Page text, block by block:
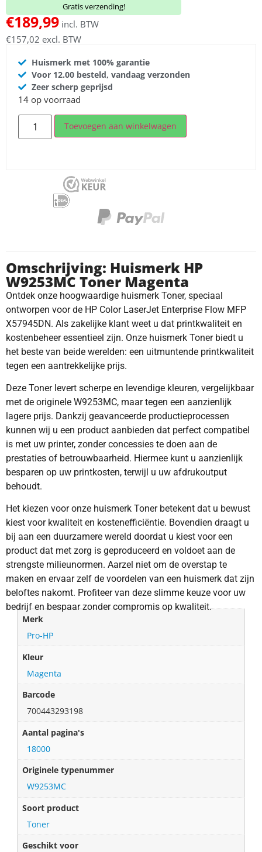
Gratis verzending!
€189,99 incl. BTW
€157,02 excl. BTW
Huismerk met 100% garantie
Voor 12.00 besteld, vandaag verzonden
Zeer scherp geprijsd
14 op voorraad
Toevoegen aan winkelwagen
Omschrijving: Huismerk HP
W9253MC Toner Magenta
Ontdek onze hoogwaardige huismerk Toner, speciaal
ontworpen voor de HP Color LaserJet Enterprise Flow MFP
X57945DN. Als zakelijke klant weet u dat printkwaliteit en
kostenbeheer essentieel zijn. Onze huismerk Toner biedt u
het beste van beide werelden: een uitmuntende printkwaliteit
tegen een aantrekkelijke prijs.
Deze Toner levert scherpe en levendige kleuren, vergelijkbaar
met de originele W9253MC, maar tegen een aanzienlijk
lagere prijs. Dankzij geavanceerde productieprocessen
kunnen wij u een product aanbieden dat perfect compatibel
is met uw printer, zonder concessies te doen aan de
prestaties of betrouwbaarheid. Hiermee kunt u aanzienlijk
besparen op uw printkosten, terwijl u uw afdrukoutput
behoudt.
Het kiezen voor onze huismerk Toner betekent dat u bewust
kiest voor kwaliteit en kostenefficiëntie. Bovendien draagt u
bij aan een duurzamere wereld doordat u kiest voor een
product dat met zorg is geproduceerd en voldoet aan de
strengste milieunormen. Aarzel niet om de overstap te
maken en ervaar zelf de voordelen van een huismerk dat zijn
beloftes nakomt. Profiteer van deze slimme keuze voor uw
bedrijf en bespaar zonder compromis op kwaliteit.
Merk
Pro-HP
Kleur
Magenta
Barcode
700443293198
Aantal pagina's
18000
Originele typenummer
W9253MC
Soort product
Toner
Geschikt voor